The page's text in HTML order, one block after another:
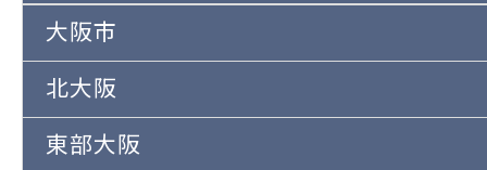
大阪市
北大阪
東部大阪